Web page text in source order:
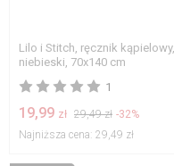
Lilo i Stitch, ręcznik kąpielowy,
niebieski, 70x140 cm
1
19,99 zł 29,49 zł -32%
Najniższa cena: 29,49 zł